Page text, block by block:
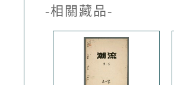
-相關藏品-